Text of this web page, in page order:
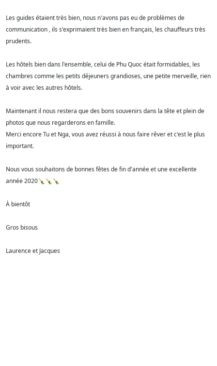
Les guides étaient très bien, nous n'avons pas eu de problèmes de
communication , ils s'exprimaient très bien en français, les chauffeurs très
prudents.
Les hôtels bien dans l'ensemble, celui de Phu Quoc était formidables, les
chambres comme les petits déjeuners grandioses, une petite merveille, rien
à voir avec les autres hôtels.
Maintenant il nous restera que des bons souvenirs dans la tête et plein de
photos que nous regarderons en famille.
Merci encore Tu et Nga, vous avez réussi à nous faire rêver et c'est le plus
important.
Nous vous souhaitons de bonnes fêtes de fin d'année et une excellente
année 2020🍾🍾🍾
À bientôt
Gros bisous
Laurence et Jacques